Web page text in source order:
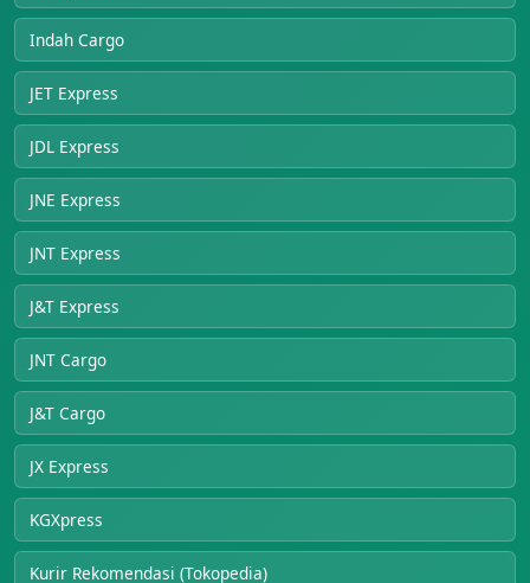
Indah Cargo
JET Express
JDL Express
JNE Express
JNT Express
J&T Express
JNT Cargo
J&T Cargo
JX Express
KGXpress
Kurir Rekomendasi (Tokopedia)